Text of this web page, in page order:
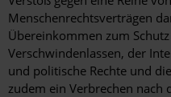
Menschenrechtsverträgen
Übereinkommen zum
Verschwindenlassen, der
und politische Rechte und
zudem ein Verbrechen nach